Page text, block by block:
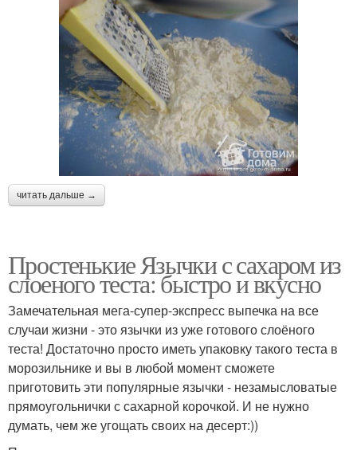
читать дальше →
Простенькие Язычки с сахаром из
слоеного теста: быстро и вкусно
Замечательная мега-супер-экспресс выпечка на все
случаи жизни - это язычки из уже готового слоёного
теста! Достаточно просто иметь упаковку такого теста в
морозильнике и вы в любой момент сможете
приготовить эти популярные язычки - незамысловатые
прямоугольнички с сахарной корочкой. И не нужно
думать, чем же угощать своих на десерт:))